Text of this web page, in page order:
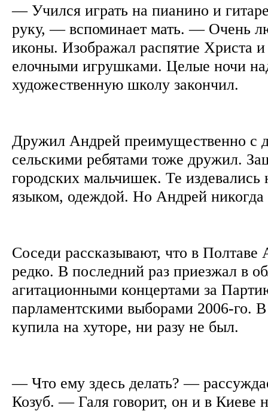
— Учился играть на пианино и
руку, — вспоминает мать. — Очень
иконы. Изображал распятие Христа
елочными игрушками. Целые ночи
художественную школу закончил.
Дружил Андрей преимущественно с
сельскими ребятами тоже дружил.
городских мальчишек. Те издевались
языком, одеждой. Но Андрей
Соседи рассказывают, что в Полтаве
редко. В последний раз приезжал в
агитационными концертами за
парламентскими выборами 2006-го.
купила на хуторе, ни разу не был.
— Что ему здесь делать? —
Козуб. — Галя говорит, он и в Киеве